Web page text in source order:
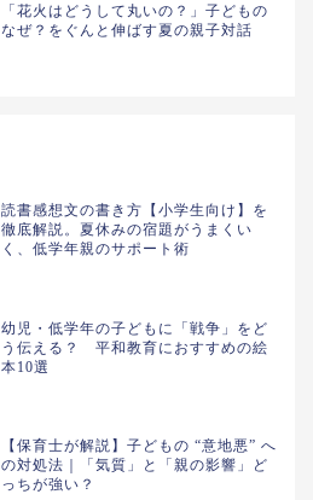
「花火はどうして丸いの？」子どもの
なぜ？をぐんと伸ばす夏の親子対話
読書感想文の書き方【小学生向け】を
徹底解説。夏休みの宿題がうまくい
く、低学年親のサポート術
幼児・低学年の子どもに「戦争」をど
う伝える？ 平和教育におすすめの絵
本10選
【保育士が解説】子どもの “意地悪” へ
の対処法｜「気質」と「親の影響」ど
っちが強い？